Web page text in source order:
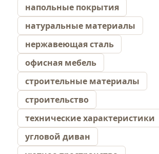
напольные покрытия
натуральные материалы
нержавеющая сталь
офисная мебель
строительные материалы
строительство
технические характеристики
угловой диван